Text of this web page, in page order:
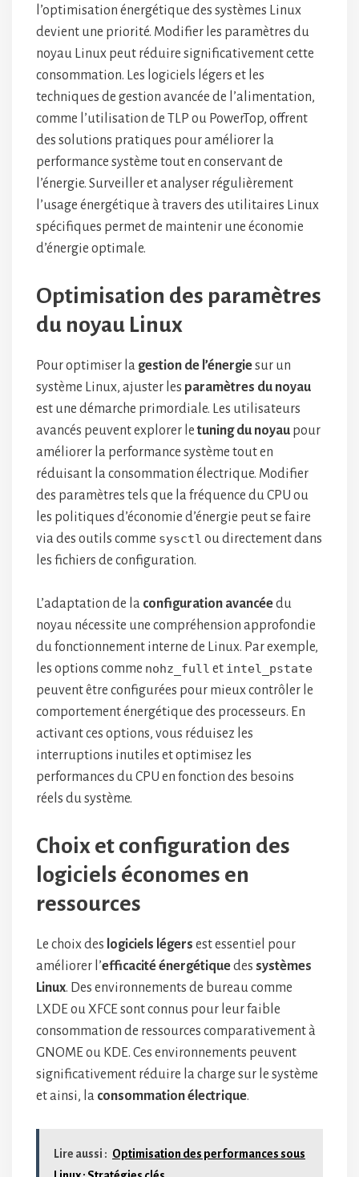
l’optimisation énergétique des systèmes Linux
devient une priorité. Modifier les paramètres du
noyau Linux peut réduire significativement cette
consommation. Les logiciels légers et les
techniques de gestion avancée de l’alimentation,
comme l’utilisation de TLP ou PowerTop, offrent
des solutions pratiques pour améliorer la
performance système tout en conservant de
l’énergie. Surveiller et analyser régulièrement
l’usage énergétique à travers des utilitaires Linux
spécifiques permet de maintenir une économie
d’énergie optimale.
Optimisation des paramètres
du noyau Linux
Pour optimiser la gestion de l’énergiesur un
système Linux, ajuster les paramètres du noyau
est une démarche primordiale. Les utilisateurs
avancés peuvent explorer le tuning du noyau pour
améliorer la performance système tout en
réduisant la consommation électrique. Modifier
des paramètres tels que la fréquence du CPU ou
les politiques d’économie d’énergie peut se faire
via des outils comme sysctl ou directement dans
les fichiers de configuration.
L’adaptation de la configuration avancéedu
noyau nécessite une compréhension approfondie
du fonctionnement interne de Linux. Par exemple,
les options comme nohz_full et intel_pstate
peuvent être configurées pour mieux contrôler le
comportement énergétique des processeurs. En
activant ces options, vous réduisez les
interruptions inutiles et optimisez les
performances du CPU en fonction des besoins
réels du système.
Choix et configuration des
logiciels économes en
ressources
Le choix des logiciels légers est essentiel pour
améliorer l’efficacité énergétiquedes systèmes
Linux. Des environnements de bureau comme
LXDE ou XFCE sont connus pour leur faible
consommation de ressources comparativement à
GNOME ou KDE. Ces environnements peuvent
significativement réduire la charge sur le système
et ainsi, la consommation électrique.
Lire aussi : Optimisation des performances sous